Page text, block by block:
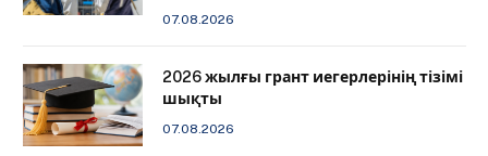
07.08.2026
2026 жылғы грант иегерлерінің тізімі
шықты
07.08.2026